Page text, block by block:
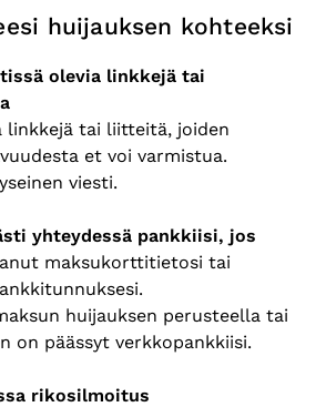
huijauksen kohteeksi
olevia linkkejä tai
linkkejä tai liitteitä, joiden
et voi varmistua.
viesti.
yhteydessä pankkiisi, jos
maksukorttitietosi tai
huijauksen perusteella tai
on päässyt verkkopankkiisi.
rikosilmoitus